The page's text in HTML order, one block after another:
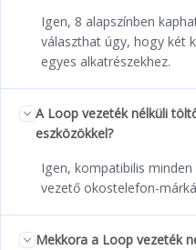
Igen, 8 alapszínben
választhat úgy, hogy két
egyes alkatrészekhez.
A Loop vezeték nélküli
eszközökkel?
Igen, kompatibilis
vezető okostelefon-
Mekkora a Loop vezeték